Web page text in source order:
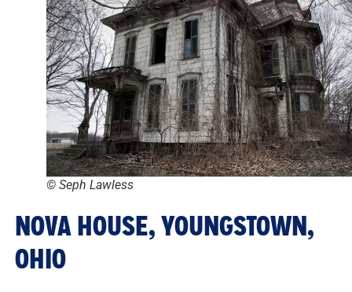
© Seph Lawless
NOVA HOUSE, YOUNGSTOWN,
OHIO